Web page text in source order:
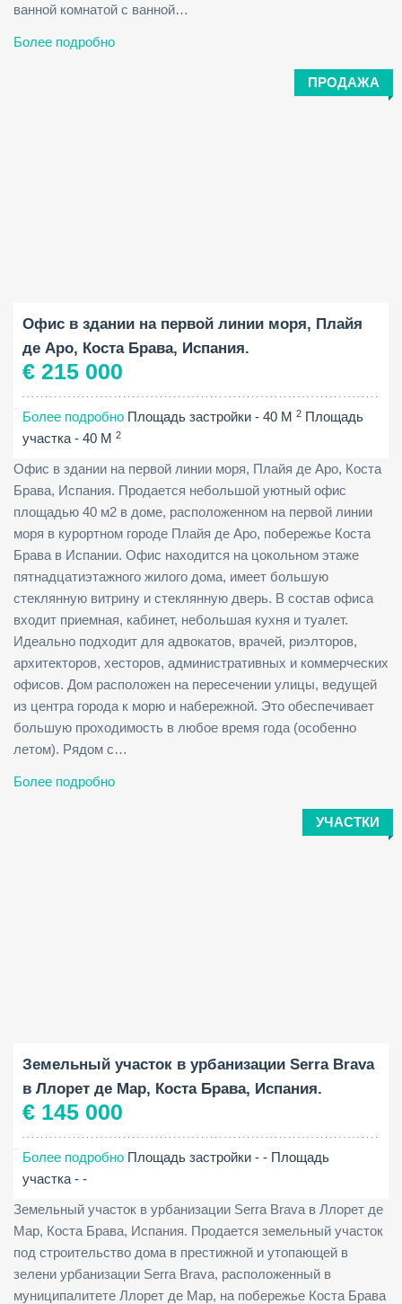
ванной комнатой с ванной…
Более подробно
ПРОДАЖА
Офис в здании на первой линии моря, Плайя
де Аро, Коста Брава, Испания.
€ 215 000
Более подробно Площадь застройки - 40 M 2 Площадь
участка - 40 M 2
Офис в здании на первой линии моря, Плайя де Аро, Коста
Брава, Испания. Продается небольшой уютный офис
площадью 40 м2 в доме, расположенном на первой линии
моря в курортном городе Плайя де Аро, побережье Коста
Брава в Испании. Офис находится на цокольном этаже
пятнадцатиэтажного жилого дома, имеет большую
стеклянную витрину и стеклянную дверь. В состав офиса
входит приемная, кабинет, небольшая кухня и туалет.
Идеально подходит для адвокатов, врачей, риэлторов,
архитекторов, хесторов, административных и коммерческих
офисов. Дом расположен на пересечении улицы, ведущей
из центра города к морю и набережной. Это обеспечивает
большую проходимость в любое время года (особенно
летом). Рядом с…
Более подробно
УЧАСТКИ
Земельный участок в урбанизации Serra Brava
в Ллорет де Мар, Коста Брава, Испания.
€ 145 000
Более подробно Площадь застройки - - Площадь
участка - -
Земельный участок в урбанизации Serra Brava в Ллорет де
Мар, Коста Брава, Испания. Продается земельный участок
под строительство дома в престижной и утопающей в
зелени урбанизации Serra Brava, расположенный в
муниципалитете Ллорет де Мар, на побережье Коста Брава